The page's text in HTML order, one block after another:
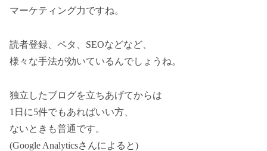
マーケティング力ですね。
読者登録、ペタ、SEOなどなど、
様々な手法が効いているんでしょうね。
独立したブログを立ちあげてからは
1日に5件でもあればいい方、
ないときも普通です。
(Google Analyticsさんによると)